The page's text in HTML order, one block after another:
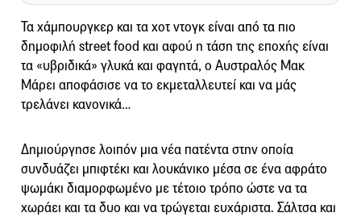
Τα χάμπουργκερ και τα χοτ ντογκ είναι από τα πιο
δημοφιλή street food και αφού η τάση της εποχής είναι
τα «υβριδικά» γλυκά και φαγητά, ο Αυστραλός Μακ
Μάρει αποφάσισε να το εκμεταλλευτεί και να μάς
τρελάνει κανονικά…
Δημιούργησε λοιπόν μια νέα πατέντα στην οποία
συνδυάζει μπιφτέκι και λουκάνικο μέσα σε ένα αφράτο
ψωμάκι διαμορφωμένο με τέτοιο τρόπο ώστε να τα
χωράει και τα δυο και να τρώγεται ευχάριστα. Σάλτσα και